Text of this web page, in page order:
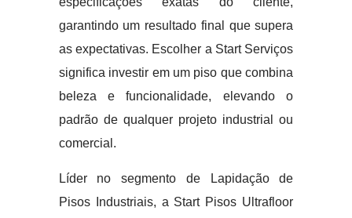
garantindo um resultado final que supera
as expectativas. Escolher a Start Serviços
significa investir em um piso que combina
beleza e funcionalidade, elevando o
padrão de qualquer projeto industrial ou
comercial.
Líder no segmento de Lapidação de
Pisos Industriais, a Start Pisos Ultrafloor